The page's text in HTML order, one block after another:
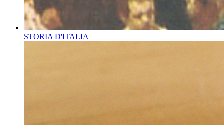
STORIA D'ITALIA